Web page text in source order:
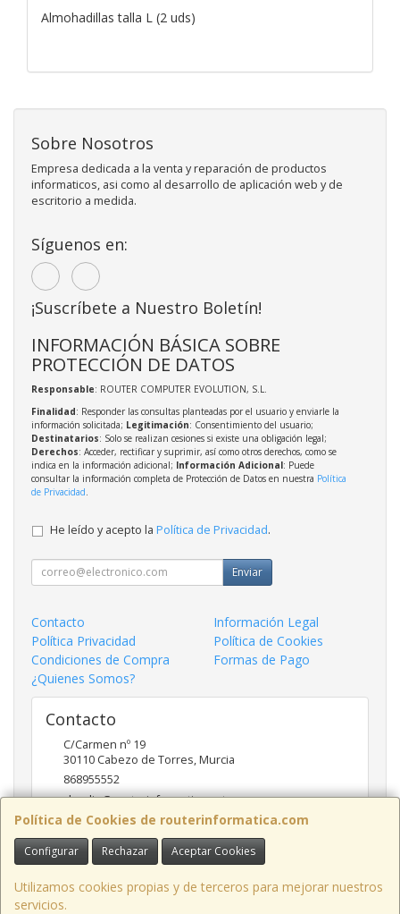
Almohadillas talla L (2 uds)
Política de Cookies de routerinformatica.com
Configurar Rechazar Aceptar Cookies
Utilizamos cookies propias y de terceros para mejorar nuestros
servicios.
Sobre Nosotros
Empresa dedicada a la venta y reparación de productos
informaticos, asi como al desarrollo de aplicación web y de
escritorio a medida.
Síguenos en:
¡Suscríbete a Nuestro Boletín!
INFORMACIÓN BÁSICA SOBRE
PROTECCIÓN DE DATOS
Responsable: ROUTER COMPUTER EVOLUTION, S.L.
Finalidad: Responder las consultas planteadas por el usuario y enviarle la
información solicitada; Legitimación: Consentimiento del usuario;
Destinatarios: Solo se realizan cesiones si existe una obligación legal;
Derechos: Acceder, rectificar y suprimir, así como otros derechos, como se
indica en la información adicional; Información Adicional: Puede
consultar la información completa de Protección de Datos en nuestra Política
de Privacidad
He leído y acepto la Política de Privacidad.
Enviar
Contacto
Información Legal
Política Privacidad
Política de Cookies
Condiciones de Compra
Formas de Pago
¿Quienes Somos?
Contacto
C/Carmen nº 19
30110 Cabezo de Torres,Murcia
868955552
claudio@routerinformatica.net
Horario
Lunes a Viernes de 9:00 - 13:45 y 17:00 - 20:30